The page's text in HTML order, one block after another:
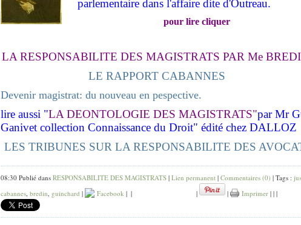
parlementaire dans l'affaire dite d'Outreau.
pour lire cliquer
LA RESPONSABILITE DES MAGISTRATS PAR Me
LE RAPPORT CABANNES
Devenir magistrat: du nouveau en pespective.
lire aussi "LA DEONTOLOGIE DES MAGISTRATS"par Mr
Ganivet collection Connaissance du Droit" édité chez DALLOZ
LES TRIBUNES SUR LA RESPONSABILITE DES
08:30 Publié dans RESPONSABILITE DES MAGISTRATS | Lien permanent | Commentaires (0) | Tags :
cabannes, bredin, guinchard | Facebook | | | | Imprimer | | |